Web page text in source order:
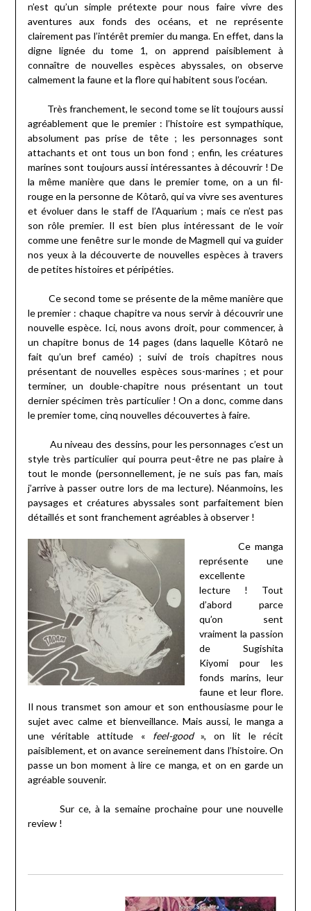
n’est qu’un simple prétexte pour nous faire vivre des
aventures aux fonds des océans, et ne représente
clairement pas l’intérêt premier du manga. En effet, dans la
digne lignée du tome 1, on apprend paisiblement à
connaître de nouvelles espèces abyssales, on observe
calmement la faune et la flore qui habitent sous l’océan.
Très franchement, le second tome se lit toujours aussi
agréablement que le premier : l’histoire est sympathique,
absolument pas prise de tête ; les personnages sont
attachants et ont tous un bon fond ; enfin, les créatures
marines sont toujours aussi intéressantes à découvrir ! De
la même manière que dans le premier tome, on a un fil-
rouge en la personne de Kôtarô, qui va vivre ses aventures
et évoluer dans le staff de l’Aquarium ; mais ce n’est pas
son rôle premier. Il est bien plus intéressant de le voir
comme une fenêtre sur le monde de Magmell qui va guider
nos yeux à la découverte de nouvelles espèces à travers
de petites histoires et péripéties.
Ce second tome se présente de la même manière que
le premier : chaque chapitre va nous servir à découvrir une
nouvelle espèce. Ici, nous avons droit, pour commencer, à
un chapitre bonus de 14 pages (dans laquelle Kôtarô ne
fait qu’un bref caméo) ; suivi de trois chapitres nous
présentant de nouvelles espèces sous-marines ; et pour
terminer, un double-chapitre nous présentant un tout
dernier spécimen très particulier ! On a donc, comme dans
le premier tome, cinq nouvelles découvertes à faire.
Au niveau des dessins, pour les personnages c’est un
style très particulier qui pourra peut-être ne pas plaire à
tout le monde (personnellement, je ne suis pas fan, mais
j’arrive à passer outre lors de ma lecture). Néanmoins, les
paysages et créatures abyssales sont parfaitement bien
détaillés et sont franchement agréables à observer !
Ce manga
représente une
excellente
lecture ! Tout
d’abord parce
qu’on sent
vraiment la passion
de Sugishita
Kiyomi pour les
fonds marins, leur
faune et leur flore.
Il nous transmet son amour et son enthousiasme pour le
sujet avec calme et bienveillance. Mais aussi, le manga a
une véritable attitude « feel-good», on lit le récit
paisiblement, et on avance sereinement dans l’histoire. On
passe un bon moment à lire ce manga, et on en garde un
agréable souvenir.
Sur ce, à la semaine prochaine pour une nouvelle
review !